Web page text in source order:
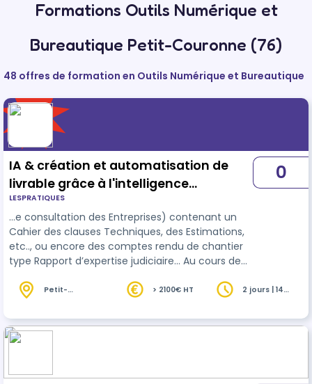
Formations Outils Numérique et
Bureautique Petit-Couronne (76)
48 offres de formation en Outils Numérique et Bureautique
IA & création et automatisation de
livrable grâce à l'intelligence
artificielle
LESPRATIQUES
…e consultation des Entreprises) contenant un
Cahier des clauses Techniques, des Estimations,
etc.., ou encore des comptes rendu de chantier
type Rapport d’expertise judiciaire... Au cours de
exploiter lesoutils
d'IA pour analyser vos
automatiser certaines tâches répétitives,
permettant ainsi un gain significatif en efficacité
0
Petit-
> 2100€ HT
2 jours | 14